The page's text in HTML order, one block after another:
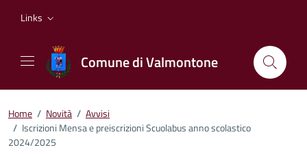
Links
Comune di Valmontone
Home / Novità / Avvisi
/ Iscrizioni Mensa e preiscrizioni Scuolabus anno scolastico
2024/2025